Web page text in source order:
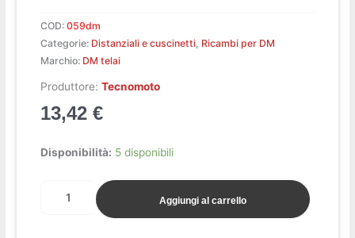
COD:059dm
Categorie: Distanziali e cuscinetti, Ricambi per DM
Marchio: DM telai
Produttore:Tecnomoto
13,42€
Disponibilità: 5 disponibili
Coppia
Distanziale
Aggiungi al carrello